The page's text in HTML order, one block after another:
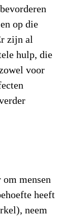
op die
zijn al
hulp, die
voor
mensen
heeft
neem